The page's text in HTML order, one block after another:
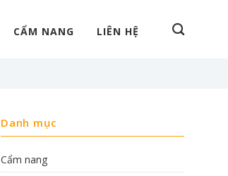
CẨM NANG LIÊN HỆ
Danh mục
Cẩm nang